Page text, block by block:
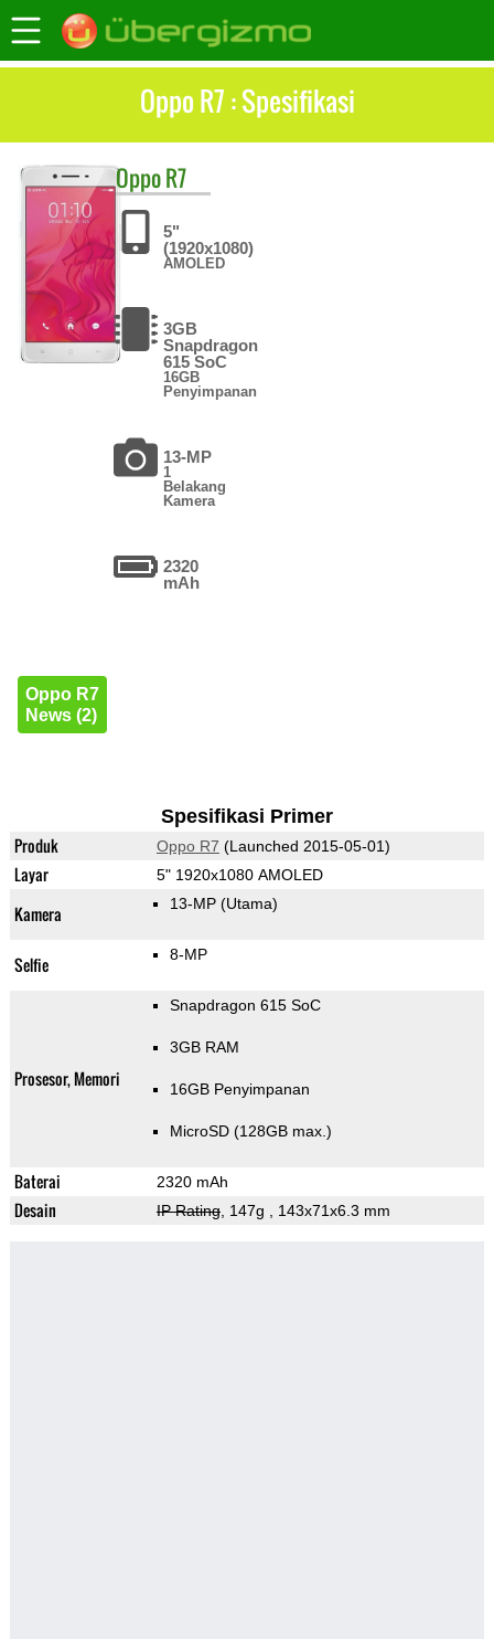
Oppo R7 : Spesifikasi
OppoR7
5"
(1920x1080)
AMOLED
3GB
Snapdragon
615 SoC
16GB
Penyimpanan
13-MP
1
Belakang
Kamera
2320
mAh
Oppo R7
News (2)
Spesifikasi Primer
Produk Oppo R7 (Launched 2015-05-01)
Layar 5" 1920x1080 AMOLED
Kamera 13-MP (Utama)
Selfie 8-MP
Prosesor, Memori
Snapdragon 615 SoC
3GB RAM
16GB Penyimpanan
MicroSD (128GB max.)
Baterai 2320 mAh
Desain IP Rating, 147g , 143x71x6.3 mm